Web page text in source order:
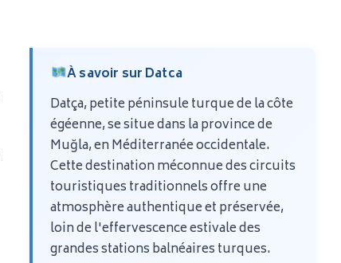
À savoir sur Datca
Datça, petite péninsule turque de la côte
égéenne, se situe dans la province de
Muğla, en Méditerranée occidentale.
Cette destination méconnue des circuits
touristiques traditionnels offre une
atmosphère authentique et préservée,
loin de l'effervescence estivale des
grandes stations balnéaires turques.